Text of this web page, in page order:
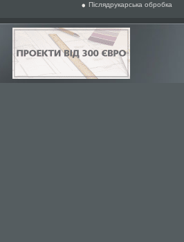
Післядрукарська обробка